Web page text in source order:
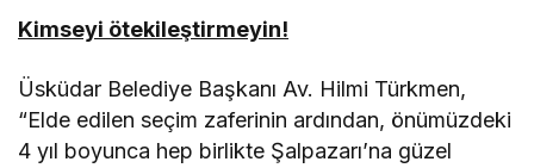
Kimseyi ötekileştirmeyin!
Üsküdar Belediye Başkanı Av. Hilmi Türkmen,
“Elde edilen seçim zaferinin ardından, önümüzdeki
4 yıl boyunca hep birlikte Şalpazarı’na güzel